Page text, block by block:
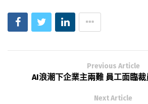
Previous Article
AI浪潮下企業主兩難 員工面臨
Next Article